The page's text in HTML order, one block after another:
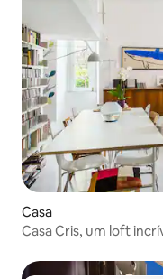
Casa
Casa Cris, um loft